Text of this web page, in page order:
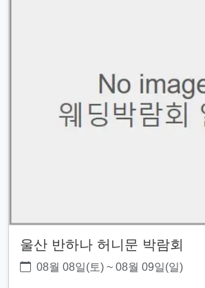
울산 반하나 허니문 박람회
08월 08일(토) ~ 08월 09일(일)